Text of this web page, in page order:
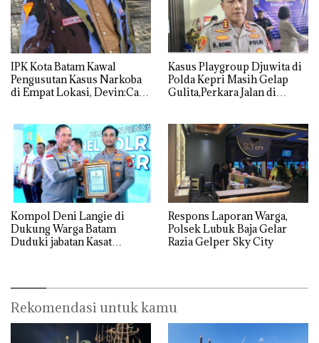
IPK Kota Batam Kawal
Pengusutan Kasus Narkoba
di Empat Lokasi, Devin:Cari
Kasus Playgroup Djuwita di
Polda Kepri Masih Gelap
Gulita,Perkara Jalan di
Kompol Deni Langie di
Dukung Warga Batam
Duduki jabatan Kasat
Respons Laporan Warga,
Polsek Lubuk Baja Gelar
Razia Gelper Sky City
Rekomendasi untuk kamu